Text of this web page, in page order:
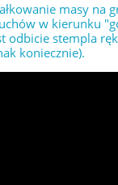
masy na
w kierunku
odbicie stempla
koniecznie).